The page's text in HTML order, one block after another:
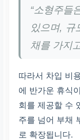
“소형주들
있으며, 규
채를 가지
따라서 차입 비
에 반가운 휴식
회를 제공할 수
주를 넘어 부채
로 확장됩니다.